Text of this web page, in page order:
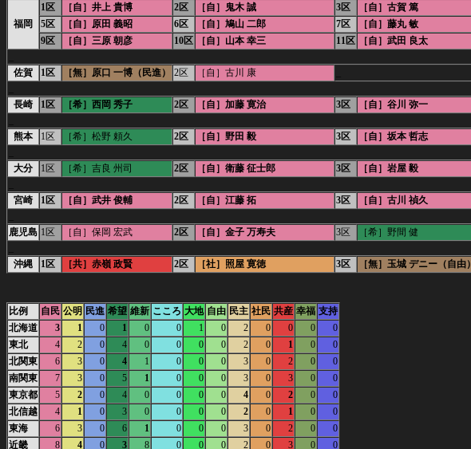
福岡
1区 ［自］井上 貴博 2区 ［自］鬼木 誠 3区 ［自］古賀 篤
5区
［自］原田 義昭 6区 ［自］鳩山 二郎 7区 ［自］藤丸 敏
9区
［自］三原 朝彦 10区 ［自］山本 幸三 11区 ［自］武田 良太
佐賀
1区 ［無］原口 一博（民進） 2区 ［自］古川 康
長崎
1区 ［希］西岡 秀子 2区 ［自］加藤 寛治 3区 ［自］谷川 弥一
熊本
1区 ［希］松野 頼久 2区 ［自］野田 毅 3区 ［自］坂本 哲志
大分
1区 ［希］吉良 州司 2区 ［自］衛藤 征士郎 3区 ［自］岩屋 毅
宮崎
1区 ［自］武井 俊輔 2区 ［自］江藤 拓 3区 ［自］古川 禎久
鹿児島 1区 ［自］保岡 宏武 2区 ［自］金子 万寿夫 3区 ［希］野間 健
沖縄
1区 ［共］赤嶺 政賢 2区 ［社］照屋 寛徳 3区 ［無］玉城 デニー（自由）
比例 自民 公明 民進 希望 維新 こころ 大地 自由 民主 社民 共産 幸福 支持
北海道
3 1 0 1 0 0 1 0 2 0 0 0
0
東北
4 2 0 4 0 0 0 0 2 0 1 0
0
北関東
6 3 0 4 1 0 0 0 3 0 2 0
0
南関東
7 3 0 5 1 0 0 0 3 0 3 0
0
東京都
5 2 0 4 0 0 0 0 4 0 2 0
0
北信越
4 1 0 3 0 0 0 0 2 0 1 0
0
東海
6 3 0 6 1 0 0 0 3 0 2 0
0
近畿
8 4 0 3 8 0 0 0 2 0 3 0
0